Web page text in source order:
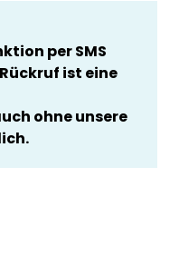
per SMS
ist eine
ohne unsere